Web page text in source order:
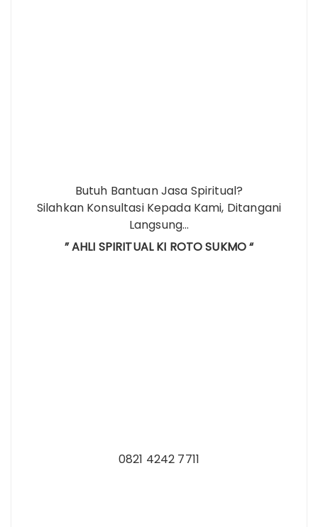
Butuh Bantuan Jasa Spiritual?
Silahkan Konsultasi Kepada Kami, Ditangani
Langsung…
” AHLI SPIRITUAL KI ROTO SUKMO “
0821 4242 7711